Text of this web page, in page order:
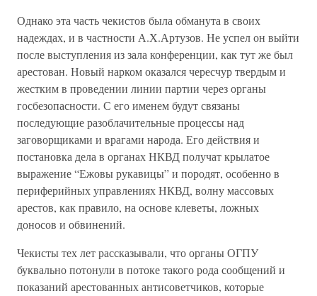
Однако эта часть чекистов была обманута в своих
надеждах, и в частности А.Х.Артузов. Не успел он выйти
после выступления из зала конференции, как тут же был
арестован. Новый нарком оказался чересчур твердым и
жестким в проведении линии партии через органы
госбезопасности. С его именем будут связаны
последующие разоблачительные процессы над
заговорщиками и врагами народа. Его действия и
постановка дела в органах НКВД получат крылатое
выражение “Ежовы рукавицы” и породят, особенно в
периферийных управлениях НКВД, волну массовых
арестов, как правило, на основе клеветы, ложных
доносов и обвинений.
Чекисты тех лет рассказывали, что органы ОГПУ
буквально потонули в потоке такого рода сообщений и
показаний арестованных антисоветчиков, которые